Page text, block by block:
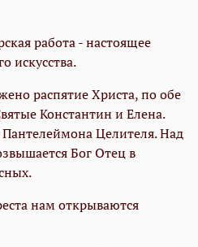
работа - настоящее
искусства.
распятие Христа, по обе
Константин и Елена.
Целителя. Над
Бог Отец в
нам открываются